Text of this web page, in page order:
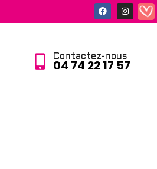
Contactez-nous
04 74 22 17 57​